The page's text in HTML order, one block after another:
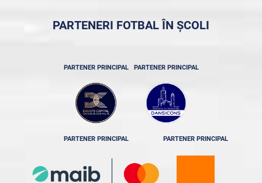
PARTENERI FOTBAL ÎN ȘCOLI
PARTENER PRINCIPAL PARTENER PRINCIPAL
PARTENER PRINCIPAL PARTENER PRINCIPAL